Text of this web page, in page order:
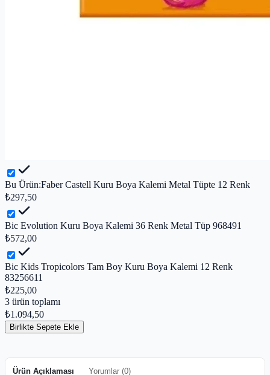
Bu Ürün:Faber Castell Kuru Boya Kalemi Metal Tüpte 12 Renk
₺297,50
Bic Evolution Kuru Boya Kalemi 36 Renk Metal Tüp 968491
₺572,00
Bic Kids Tropicolors Tam Boy Kuru Boya Kalemi 12 Renk
83256611
₺225,00
3 ürün toplamı
₺1.094,50
Birlikte Sepete Ekle
Ürün Açıklaması Yorumlar (0)